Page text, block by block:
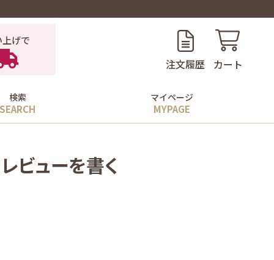
げで
注文履歴 カート
検索 マイページ
ューを書く